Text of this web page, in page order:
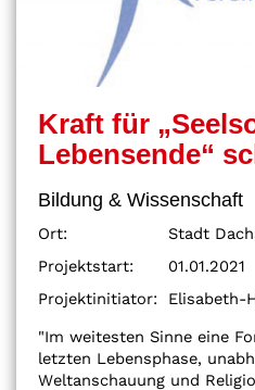
Kraft für
Lebensende“
Bildung & Wissenschaft
Ort:
Stadt
Projektstart:
01.01.2021
Projektinitiator:
Elisabeth-
"Im weitesten Sinne eine
letzten Lebensphase,
Weltanschauung und